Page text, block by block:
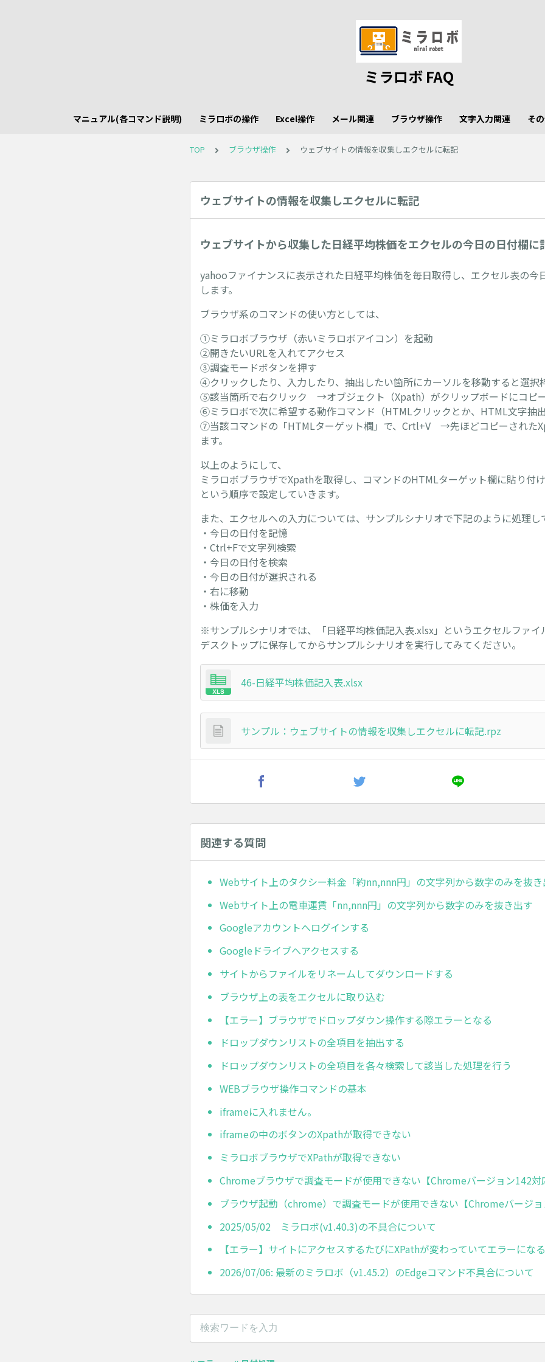
ミラロボ FAQ
マニュアル(各コマンド説明) ミラロボの操作 Excel操作 メール関連 ブラウザ操作 文字入力関連 そ
TOP ブラウザ操作 ウェブサイトの情報を収集しエクセルに転記
ウェブサイトの情報を収集しエクセルに転記
ウェブサイトから収集した日経平均株価をエクセルの今日の日付欄に
yahooファイナンスに表示された日経平均株価を毎日取得し、エクセル表の今
します。
ブラウザ系のコマンドの使い方としては、
①ミラロボブラウザ（赤いミラロボアイコン）を起動
②開きたいURLを入れてアクセス
③調査モードボタンを押す
④クリックしたり、入力したり、抽出したい箇所にカーソルを移動すると選択
⑤該当箇所で右クリック →オブジェクト（Xpath）がクリップボードにコピ
⑥ミラロボで次に希望する動作コマンド（HTMLクリックとか、HTML文字抽
⑦当該コマンドの「HTMLターゲット欄」で、Crtl+V →先ほどコピーされた
ます。
以上のようにして、
ミラロボブラウザでXpathを取得し、コマンドのHTMLターゲット欄に貼り付
という順序で設定していきます。
また、エクセルへの入力については、サンプルシナリオで下記のように処理し
・今日の日付を記憶
・Ctrl+Fで文字列検索
・今日の日付を検索
・今日の日付が選択される
・右に移動
・株価を入力
※サンプルシナリオでは、「日経平均株価記入表.xlsx」というエクセルファイ
デスクトップに保存してからサンプルシナリオを実行してみてください。
46-日経平均株価記入表.xlsx
サンプル：ウェブサイトの情報を収集しエクセルに転記.rpz
関連する質問
Webサイト上のタクシー料金「約nn,nnn円」の文字列から数字のみを抜
Webサイト上の電車運賃「nn,nnn円」の文字列から数字のみを抜き出す
Googleアカウントへログインする
Googleドライブへアクセスする
サイトからファイルをリネームしてダウンロードする
ブラウザ上の表をエクセルに取り込む
【エラー】ブラウザでドロップダウン操作する際エラーとなる
ドロップダウンリストの全項目を抽出する
ドロップダウンリストの全項目を各々検索して該当した処理を行う
WEBブラウザ操作コマンドの基本
iframeに入れません。
iframeの中のボタンのXpathが取得できない
ミラロボブラウザでXPathが取得できない
Chromeブラウザで調査モードが使用できない【Chromeバージョン142対
ブラウザ起動（chrome）で調査モードが使用できない【Chromeバージ
2025/05/02 ミラロボ(v1.40.3)の不具合について
【エラー】サイトにアクセスするたびにXPathが変わっていてエラーになる
2026/07/06: 最新のミラロボ（v1.45.2）のEdgeコマンド不具合について